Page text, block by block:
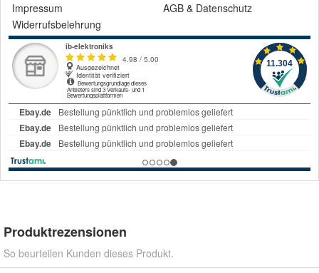
Impressum
AGB & Datenschutz
Widerrufsbelehrung
Produktrezensionen
So beurteilen Kunden dieses Produkt.